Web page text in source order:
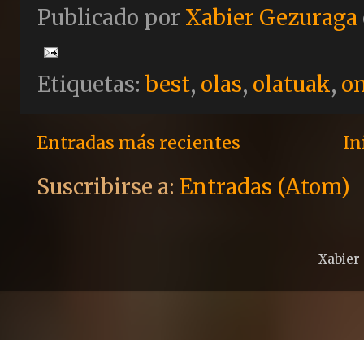
Publicado por Xabier Gezuraga
Etiquetas: best, olas, olatuak,
Entradas más recientes
Suscribirse a: Entradas (Atom)
Xabier